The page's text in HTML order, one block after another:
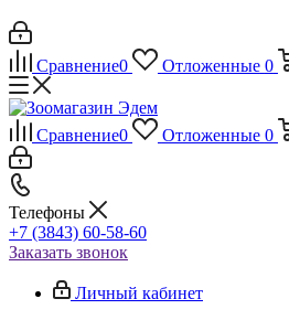
Сравнение0 Отложенные 0
Сравнение0 Отложенные 0
Телефоны
+7 (3843) 60-58-60
Заказать звонок
Личный кабинет